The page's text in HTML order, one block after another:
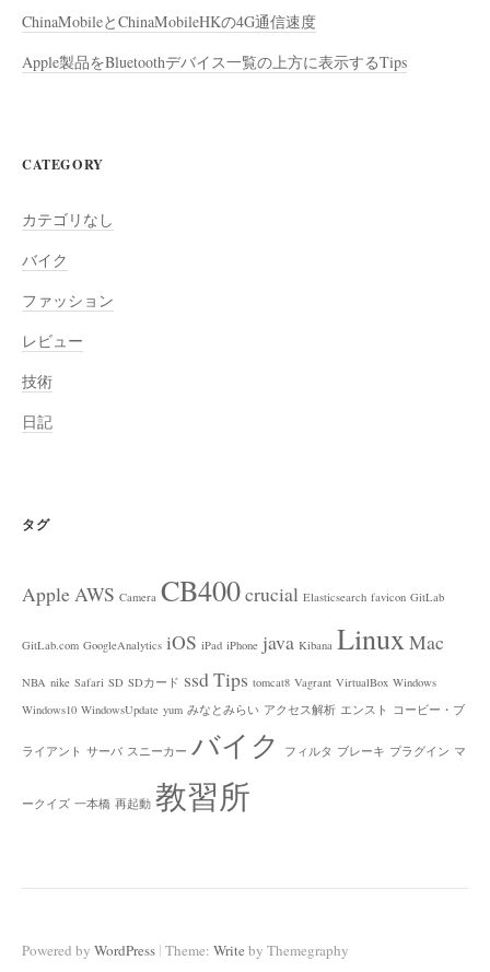
ChinaMobileとChinaMobileHKの4G通信速度
Apple製品をBluetoothデバイス一覧の上方に表示するTips
CATEGORY
カテゴリなし
バイク
ファッション
レビュー
技術
日記
タグ
AppleAWS Camera CB400crucial Elasticsearch favicon GitLab
GitLab.com GoogleAnalytics iOS iPad iPhone java Kibana LinuxMac
NBA nike Safari SD SDカード ssdTips tomcat8 Vagrant VirtualBox Windows
Windows10 WindowsUpdate yum みなとみらい アクセス解析 エンスト コービー・ブ
ライアント サーバ スニーカー バイク フィルタ ブレーキ プラグイン マ
ークイズ 一本橋 再起動 教習所
Powered by WordPress | Theme: Write by Themegraphy